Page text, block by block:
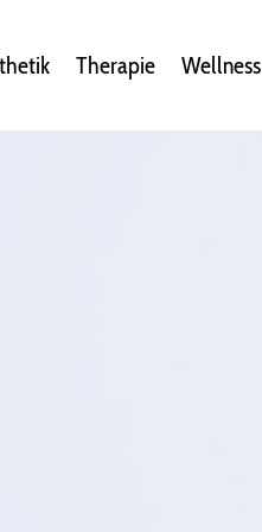
Therapie Wellness